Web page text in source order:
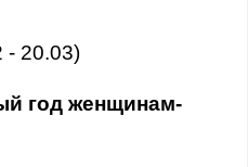
- 20.03)
год женщинам-